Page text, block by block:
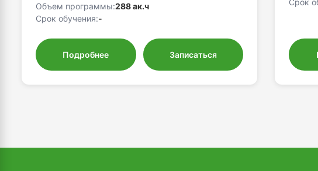
Объем программы:288 ак.ч
Срок обучения:-
Подробнее Записаться
Срок